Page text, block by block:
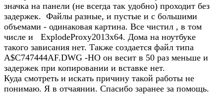
значка на панели (не всегда так удобно) проходит без
задержек. Файлы разные, и пустые и с большими
объемами - одинаковая картина. Все чистил , в том
числе и ExplodeProxy2013x64. Дома на ноутбуке
такого зависания нет. Также создается файл типа
A$C747444AF.DWG -НО он весит в 50 раз меньше и
задержек при копировании и вставке нет.
Куда смотреть и искать причину такой работы не
понимаю. Я в отчаянии. Спасибо заранее за помощь.